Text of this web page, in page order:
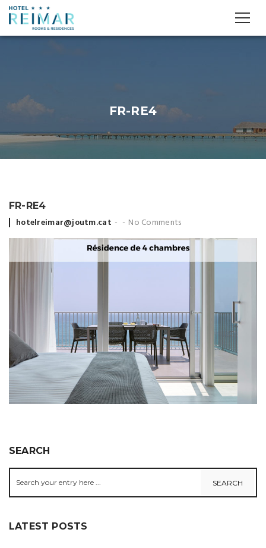
FR-RE4
FR-RE4
Posted
by
hotelreimar@joutm.cat No Comments
SEARCH
LATEST POSTS